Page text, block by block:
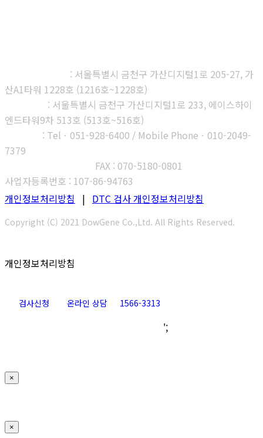
: 서울특별시 금천구 가산디지털1로 205-27, 가
산A1타워 1228호 (1216호~1228호)
: 서울특별시 금천구 가산디지털1로 233, 에이스하이
엔드타워9차 513호 (513호~516호)
: Telㆍ051-928-6400 / Mobile Phoneㆍ010-2049-
7379
FAX : 070-5180-0801
사업자등록번호 : 107-86-94763
개인정보처리방침 | DTC 검사 개인정보처리방침
Copyright (C) 2021 DowGene Co.,Ltd. All Rights Reserved.
개인정보처리방침
검사신청 온라인 상담 1566-3313
Go
';
×
×